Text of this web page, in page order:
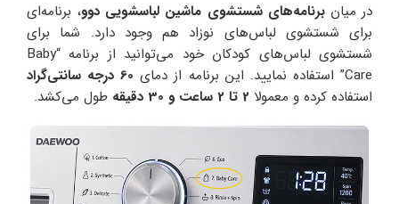
در میانبرنامه‌های شستشوی ماشین لباسشویی دوو، برنامه‌ای
برای شستشوی لباس‌های نوزاد هم وجود دارد. شما برای
شستشوی لباس‌های کودکان خود می‌توانید از برنامه “Baby
Care” استفاده نمایید. این برنامه از دمای
60 درجه سانتی‌گراد
استفاده کرده و معمولا 2 تا 2 ساعت و 30 دقیقه طول می‌کشد.